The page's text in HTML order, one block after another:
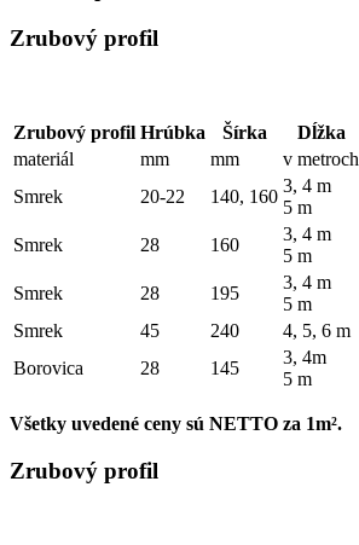
Zrubový profil
Zrubový profil Hrúbka Šírka Dĺžka
materiál
mm mm v metroch
Smrek
20-22 140, 160
3, 4 m
5 m
Smrek
28 160
3, 4 m
5 m
Smrek
28 195
3, 4 m
5 m
Smrek
45 240 4, 5, 6 m
Borovica
28 145
3, 4m
5 m
Všetky uvedené ceny sú NETTO za 1m².
Zrubový profil